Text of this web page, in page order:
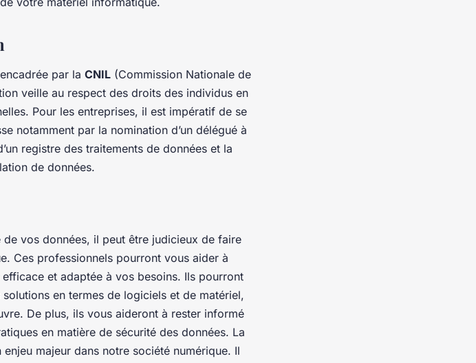
par la CNIL (Commission Nationale de
veille au respect des droits des individus en
Pour les entreprises, il est impératif de se
notamment par la nomination d’un délégué à
registre des traitements de données et la
de données.
vos données, il peut être judicieux de faire
Ces professionnels pourront vous aider à
et adaptée à vos besoins. Ils pourront
en termes de logiciels et de matériel,
De plus, ils vous aideront à rester informé
en matière de sécurité des données. La
enjeu majeur dans notre société numérique. Il